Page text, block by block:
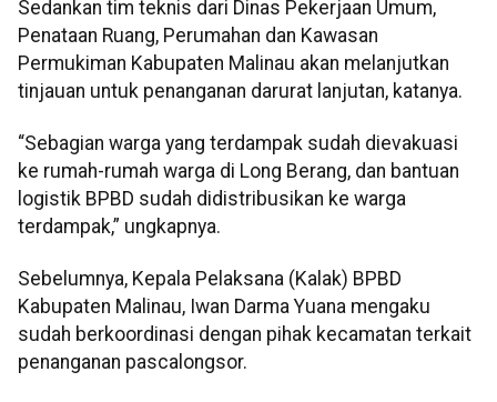
Sedankan tim teknis dari Dinas Pekerjaan Umum,
Penataan Ruang, Perumahan dan Kawasan
Permukiman Kabupaten Malinau akan melanjutkan
tinjauan untuk penanganan darurat lanjutan, katanya.
“Sebagian warga yang terdampak sudah dievakuasi
ke rumah-rumah warga di Long Berang, dan bantuan
logistik BPBD sudah didistribusikan ke warga
terdampak,” ungkapnya.
Sebelumnya, Kepala Pelaksana (Kalak) BPBD
Kabupaten Malinau, Iwan Darma Yuana mengaku
sudah berkoordinasi dengan pihak kecamatan terkait
penanganan pascalongsor.